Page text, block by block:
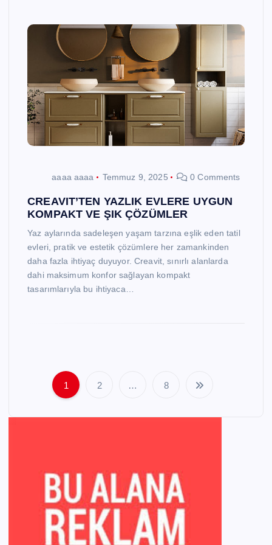
aaaa aaaa Temmuz 9, 2025 0 Comments
CREAVIT’TEN YAZLIK EVLERE UYGUN
KOMPAKT VE ŞIK ÇÖZÜMLER
Yaz aylarında sadeleşen yaşam tarzına eşlik eden tatil
evleri, pratik ve estetik çözümlere her zamankinden
daha fazla ihtiyaç duyuyor. Creavit, sınırlı alanlarda
dahi maksimum konfor sağlayan kompakt
tasarımlarıyla bu ihtiyaca…
t
s
1 2 … 8